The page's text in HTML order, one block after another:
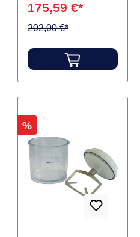
175,59 €*
202,00 €*
Rabatt
%